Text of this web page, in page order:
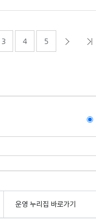
3 4 5
운영 누리집 바로가기